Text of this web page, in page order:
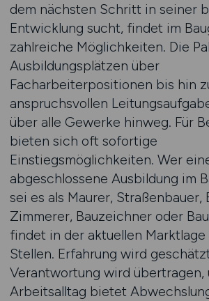
dem nächsten Schritt in seiner
Entwicklung sucht, findet im
zahlreiche Möglichkeiten. Die
Ausbildungsplätzen über
Facharbeiterpositionen bis hin
anspruchsvollen
über alle Gewerke hinweg. Für
bieten sich oft sofortige
Einstiegsmöglichkeiten. Wer
abgeschlossene Ausbildung im
sei es als Maurer, Straßenbauer,
Zimmerer, Bauzeichner oder
findet in der aktuellen
Stellen. Erfahrung wird
Verantwortung wird übertragen,
Arbeitsalltag bietet